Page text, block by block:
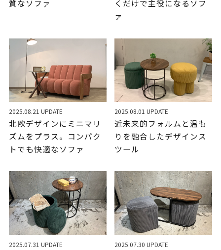
質なソファ
くだけで主役になるソフ
ァ
2025.08.21 UPDATE
北欧デザインにミニマリ
ズムをプラス。コンパク
トでも快適なソファ
2025.08.01 UPDATE
近未来的フォルムと温も
りを融合したデザインス
ツール
2025.07.31 UPDATE 2025.07.30 UPDATE